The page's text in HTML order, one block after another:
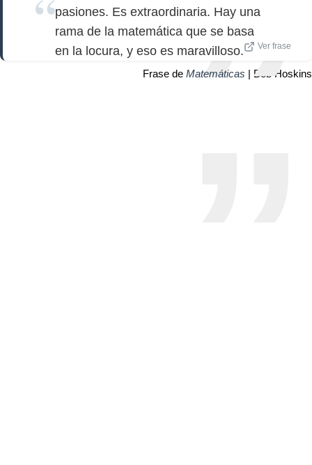
pasiones. Es extraordinaria. Hay una
rama de la matemática que se basa
en la locura, y eso es maravilloso.
Ver frase
Frase de Matemáticas | Bob Hoskins